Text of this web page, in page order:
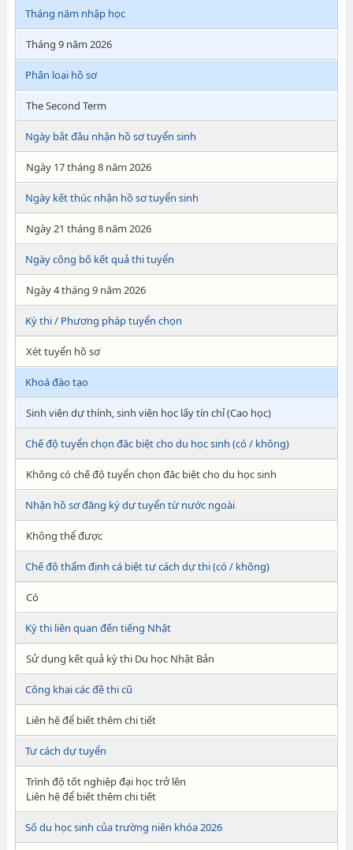
Tháng năm nhập học
Tháng 9 năm 2026
Phân loại hồ sơ
The Second Term
Ngày bắt đầu nhận hồ sơ tuyển sinh
Ngày 17 tháng 8 năm 2026
Ngày kết thúc nhận hồ sơ tuyển sinh
Ngày 21 tháng 8 năm 2026
Ngày công bố kết quả thi tuyển
Ngày 4 tháng 9 năm 2026
Kỳ thi / Phương pháp tuyển chọn
Xét tuyển hồ sơ
Khoá đào tạo
Sinh viên dự thính, sinh viên học lấy tín chỉ (Cao học)
Chế độ tuyển chọn đăc biệt cho du học sinh (có / không)
Không có chế độ tuyển chọn đăc biệt cho du học sinh
Nhận hồ sơ đăng ký dự tuyển từ nước ngoài
Không thể được
Chế độ thẩm định cá biệt tư cách dự thi (có / không)
Có
Kỳ thi liên quan đến tiếng Nhật
Sử dụng kết quả kỳ thi Du học Nhật Bản
Công khai các đề thi cũ
Liên hệ để biết thêm chi tiết
Tư cách dự tuyển
Trình độ tốt nghiệp đại học trở lên
Liên hệ để biết thêm chi tiết
Số du học sinh của trường niên khóa 2026